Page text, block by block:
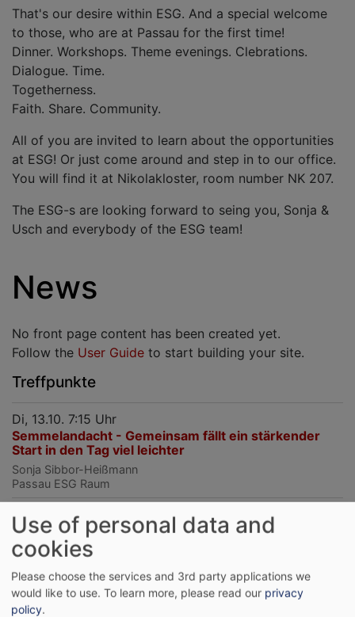
That's our desire within ESG. And a special welcome
to those, who are at Passau for the first time!
Dinner. Workshops. Theme evenings. Clebrations.
Dialogue. Time.
Togetherness.
Faith. Share. Community.
All of you are invited to learn about the opportunities
at ESG! Or just come around and step in to our office.
You will find it at Nikolakloster, room number NK 207.
The ESG-s are looking forward to seing you, Sonja &
Usch and everybody of the ESG team!
News
No front page content has been created yet.
Follow the User Guide to start building your site.
Treffpunkte
Di, 13.10. 7:15 Uhr
Semmelandacht - Gemeinsam fällt ein stärkender
Start in den Tag viel leichter
Sonja Sibbor-Heißmann
Passau ESG Raum
Di, 20.10. 7:15 Uhr
Semmelandacht - Gemeinsam fällt ein stärkender
Start in den Tag viel leichter
Sonja Sibbor-Heißmann
Passau ESG Raum
Use of personal data and
cookies
Please choose the services and 3rd party applications we
would like to use. To learn more, please read our privacy
policy.